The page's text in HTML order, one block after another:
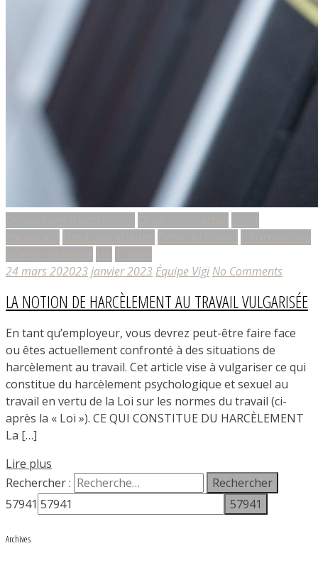
24 mars 202023 janvier 2023 Équipe Vigi No Comments
LA NOTION DE HARCÈLEMENT AU TRAVAIL VULGARISÉE
En tant qu’employeur, vous devrez peut-être faire face
ou êtes actuellement confronté à des situations de
harcèlement au travail. Cet article vise à vulgariser ce qui
constitue du harcèlement psychologique et sexuel au
travail en vertu de la Loi sur les normes du travail (ci-
après la « Loi »). CE QUI CONSTITUE DU HARCÈLEMENT
La […]
Lire plus
Rechercher :
57941
Archives